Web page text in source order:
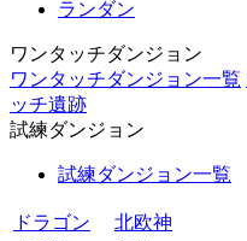
ランダン
ワンタッチダンジョン
ワンタッチダンジョン一覧
ッチ遺跡
試練ダンジョン
試練ダンジョン一覧
ドラゴン
北欧神